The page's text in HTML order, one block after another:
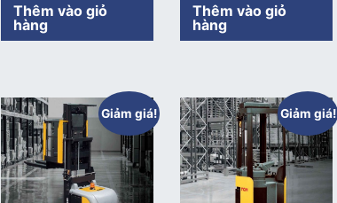
Thêm vào giỏ
hàng
Thêm vào giỏ
hàng
Giảm giá! Giảm giá!